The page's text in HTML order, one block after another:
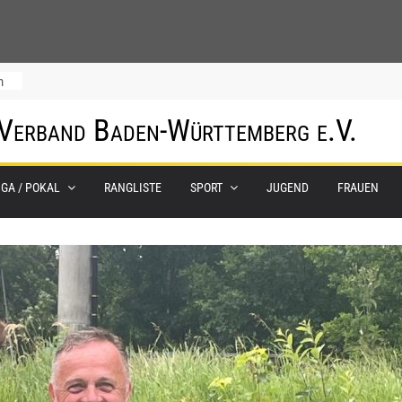
Baden-Württemberg e.V.
/ POKAL RANGLISTE SPORT JUGEND FRAUEN